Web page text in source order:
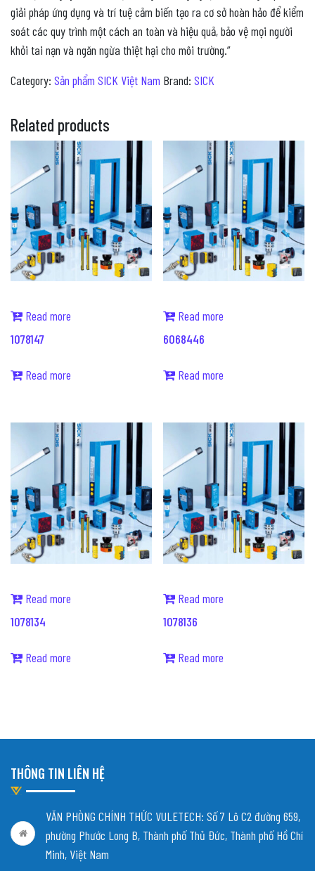
giải pháp ứng dụng và trí tuệ cảm biến tạo ra cơ sở hoàn hảo để kiểm
soát các quy trình một cách an toàn và hiệu quả, bảo vệ mọi người
khỏi tai nạn và ngăn ngừa thiệt hại cho môi trường.”
Category: Sản phẩm SICK Việt Nam Brand: SICK
Related products
Read more
1078147
Read more
Read more
6068446
Read more
Read more
1078134
Read more
Read more
1078136
Read more
THÔNG TIN LIÊN HỆ
VĂN PHÒNG CHÍNH THỨC VULETECH: Số 7 Lô C2 đường 659,
phường Phước Long B, Thành phố Thủ Đức, Thành phố Hồ Chí
Minh, Việt Nam